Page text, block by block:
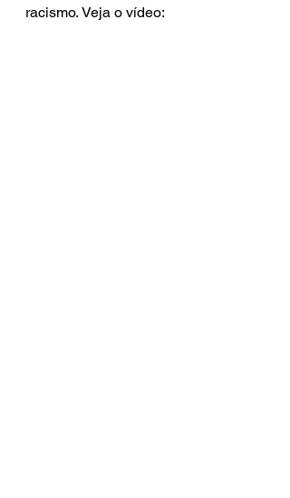
racismo. Veja o vídeo: